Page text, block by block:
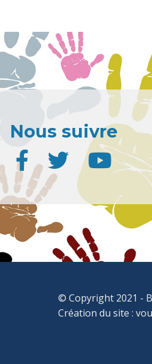
Nous suivre
© Copyright 2021 -
Création du site :